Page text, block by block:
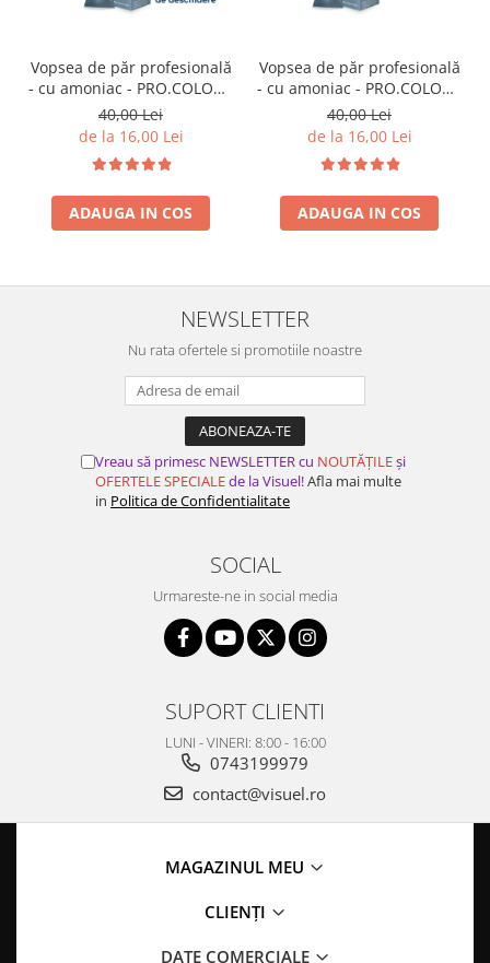
Vopsea de păr profesională
- cu amoniac - PRO.COLOR -
PROCO - 100 ml - P000 -
POTENTIATOR DE
DESCHIDERE
40,00 Lei
de la 16,00 Lei
ADAUGA IN COS
Vopsea de păr profesională
- cu amoniac - PRO.COLOR -
PROCO - 100 ml - 5/11
CASTANIU DESCHIS
CENUSIU INTENS
40,00 Lei
de la 16,00 Lei
ADAUGA IN COS
NEWSLETTER
Nu rata ofertele si promotiile noastre
Vreau să primesc NEWSLETTER cu NOUTĂȚILEși
OFERTELE SPECIALEde la Visuel!Afla mai multe
in Politica de Confidentialitate
SOCIAL
Urmareste-ne in social media
SUPORT CLIENTI
LUNI - VINERI: 8:00 - 16:00
0743199979
contact@visuel.ro
MAGAZINUL MEU
CLIENȚI
DATE COMERCIALE